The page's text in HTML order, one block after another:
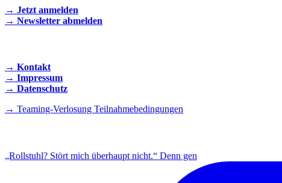
→ Jetzt anmelden
→ Newsletter abmelden
→ Kontakt
→ Impressum
→ Datenschutz
→ Teaming-Verlosung Teilnahmebedingungen
„Rollstuhl? Stört mich überhaupt nicht.“ Denn gen